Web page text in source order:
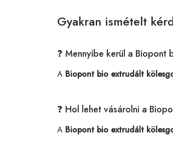
Gyakran ismételt
❓ Mennyibe kerül a
A Biopont bio extrudált
❓ Hol lehet vásárolni a
A Biopont bio extrudált